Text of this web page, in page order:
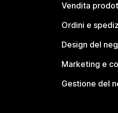
Vendita
Ordini e
Design del
Marketing e
Gestione del